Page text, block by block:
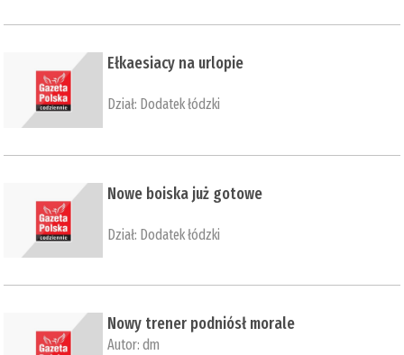
​Ełkaesiacy na urlopie
Dział: Dodatek łódzki
​Nowe boiska już gotowe
Dział: Dodatek łódzki
​Nowy trener podniósł morale
Autor:dm